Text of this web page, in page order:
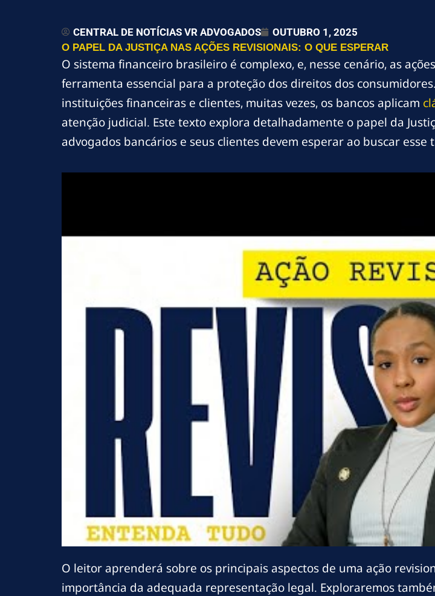
CENTRAL DE NOTÍCIAS VR ADVOGADOS OUTUBRO 1, 2025
O PAPEL DA JUSTIÇA NAS AÇÕES REVISIONAIS: O QUE ESPERAR
O sistema financeiro brasileiro é complexo, e, nesse cenário, as
ferramenta essencial para a proteção dos direitos dos
instituições financeiras e clientes, muitas vezes, os bancos aplicam
atenção judicial. Este texto explora detalhadamente o papel da
advogados bancários e seus clientes devem esperar ao buscar esse
O leitor aprenderá sobre os principais aspectos de uma ação
importância da adequada representação legal. Exploraremos